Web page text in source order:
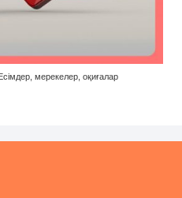
мерекелер, оқиғалар